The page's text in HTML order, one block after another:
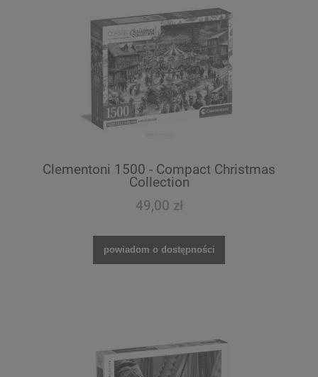
Clementoni 1500 - Compact Christmas
Collection
49,00 zł
powiadom o dostępności